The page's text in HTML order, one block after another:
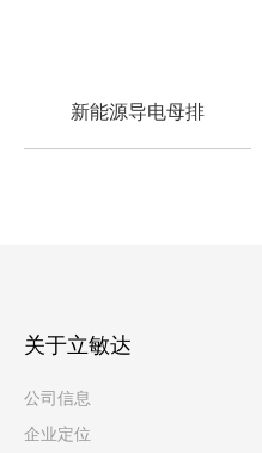
新能源导电母排
关于立敏达
公司信息
企业定位